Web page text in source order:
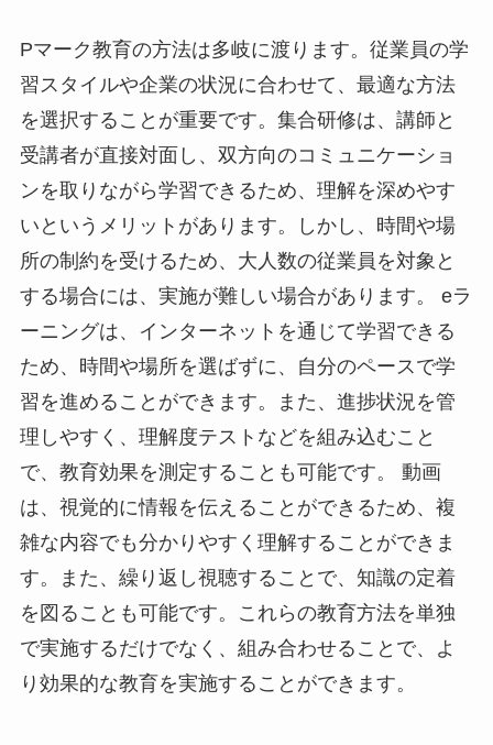
Pマーク教育の方法は多岐に渡ります。従業員の学
習スタイルや企業の状況に合わせて、最適な方法
を選択することが重要です。集合研修は、講師と
受講者が直接対面し、双方向のコミュニケーショ
ンを取りながら学習できるため、理解を深めやす
いというメリットがあります。しかし、時間や場
所の制約を受けるため、大人数の従業員を対象と
する場合には、実施が難しい場合があります。 eラ
ーニングは、インターネットを通じて学習できる
ため、時間や場所を選ばずに、自分のペースで学
習を進めることができます。また、進捗状況を管
理しやすく、理解度テストなどを組み込むこと
で、教育効果を測定することも可能です。 動画
は、視覚的に情報を伝えることができるため、複
雑な内容でも分かりやすく理解することができま
す。また、繰り返し視聴することで、知識の定着
を図ることも可能です。これらの教育方法を単独
で実施するだけでなく、組み合わせることで、よ
り効果的な教育を実施することができます。